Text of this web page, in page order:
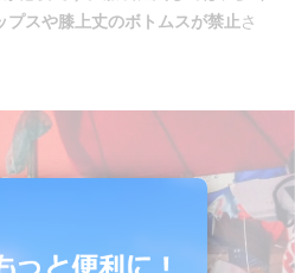
プスや膝上丈のボトムスが禁止さ